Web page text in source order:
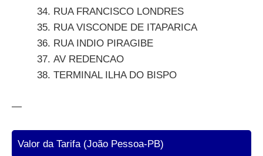
RUA FRANCISCO LONDRES
RUA VISCONDE DE ITAPARICA
RUA INDIO PIRAGIBE
AV REDENCAO
TERMINAL ILHA DO BISPO
—
Valor da Tarifa (João Pessoa-PB)